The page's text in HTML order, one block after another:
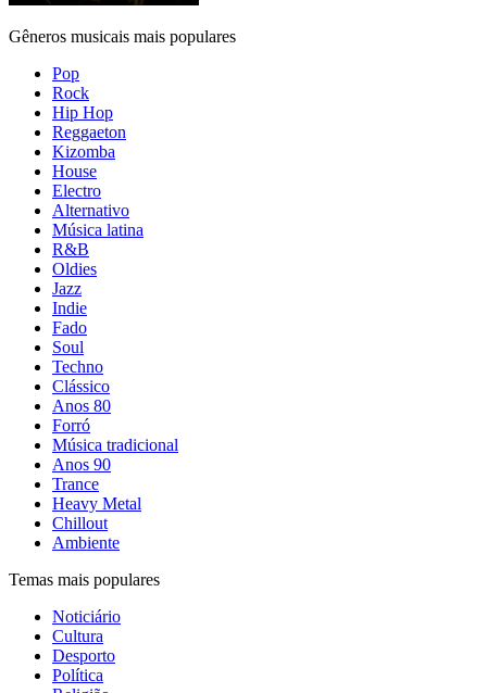
Gêneros musicais mais populares
Pop
Rock
Hip Hop
Reggaeton
Kizomba
House
Electro
Alternativo
Música latina
R&B
Oldies
Jazz
Indie
Fado
Soul
Techno
Clássico
Anos 80
Forró
Música tradicional
Anos 90
Trance
Heavy Metal
Chillout
Ambiente
Temas mais populares
Noticiário
Cultura
Desporto
Política